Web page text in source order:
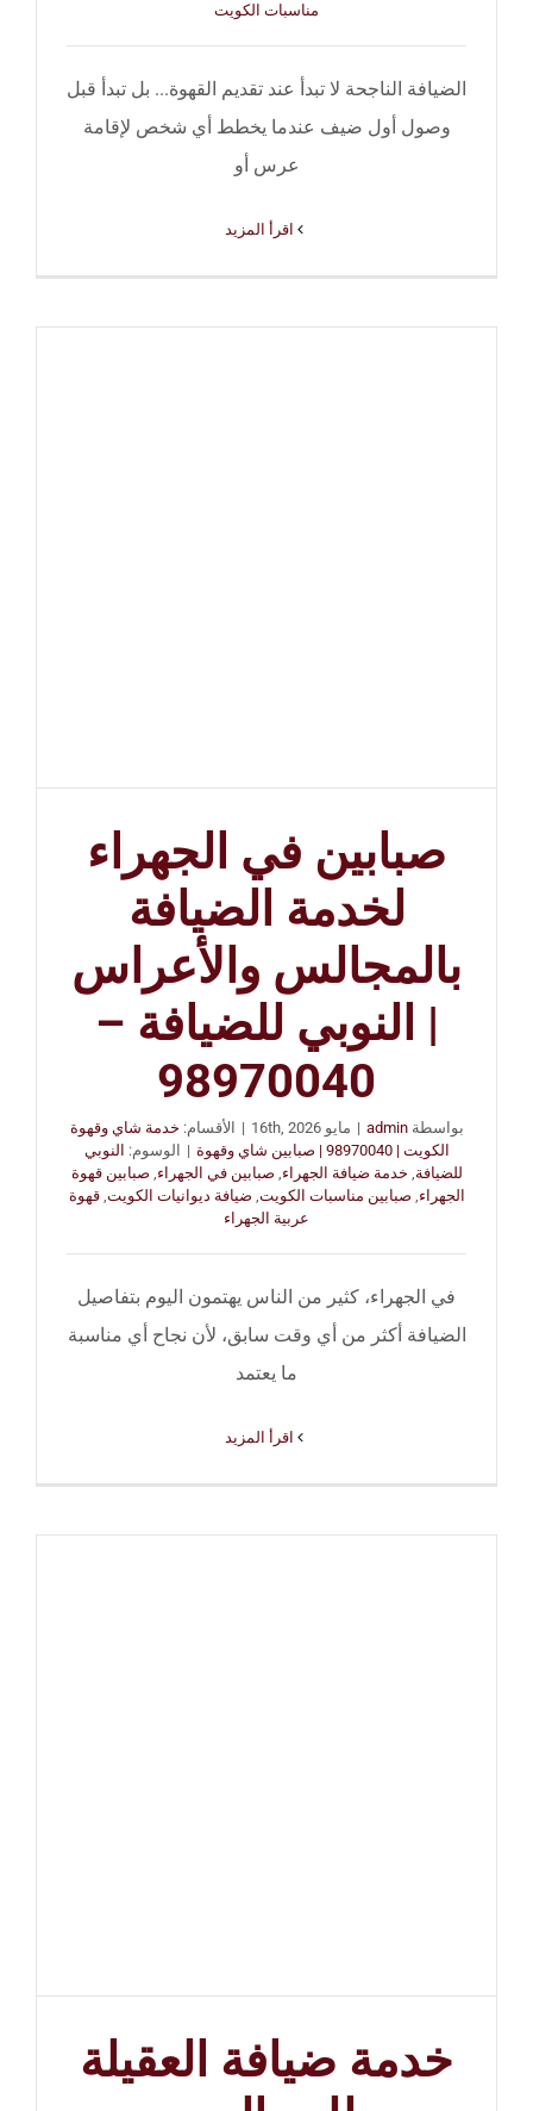
مناسبات الكويت
الضيافة الناجحة لا تبدأ عند تقديم القهوة... بل تبدأ قبل
وصول أول ضيف عندما يخطط أي شخص لإقامة
عرس أو
صبابين في الجهراء
لخدمة الضيافة
بالمجالس والأعراس
| النوبي للضيافة –
98970040
بواسطةadmin
| مايو 16th, 2026 | الأقسام: خدمة شاي وقهوة
الكويت | 98970040 | صبابين شاي وقهوة
| الوسوم: النوبي
للضيافة, خدمة ضيافة الجهراء, صبابين في الجهراء, صبابين قهوة
الجهراء, صبابين مناسبات الكويت, ضيافة ديوانيات الكويت,قهوة
عربية الجهراء
في الجهراء، كثير من الناس يهتمون اليوم بتفاصيل
الضيافة أكثر من أي وقت سابق، لأن نجاح أي مناسبة
ما يعتمد
خدمة ضيافة العقيلة